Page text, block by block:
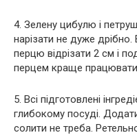
4. Зелену цибулю і
нарізати не дуже
перцю відрізати 2 см і
перцем краще працювати
5. Всі підготовлені
глибокому посуді.
солити не треба.